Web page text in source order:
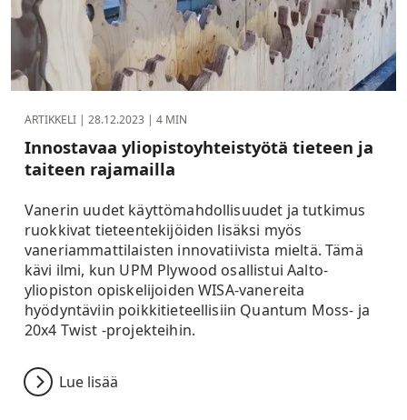
ARTIKKELI | 28.12.2023 | 4 MIN
Innostavaa yliopistoyhteistyötä tieteen ja
taiteen rajamailla
Vanerin uudet käyttömahdollisuudet ja tutkimus
ruokkivat tieteentekijöiden lisäksi myös
vaneriammattilaisten innovatiivista mieltä. Tämä
kävi ilmi, kun UPM Plywood osallistui Aalto-
yliopiston opiskelijoiden WISA-vanereita
hyödyntäviin poikkitieteellisiin Quantum Moss- ja
20x4 Twist -projekteihin.
Lue lisää